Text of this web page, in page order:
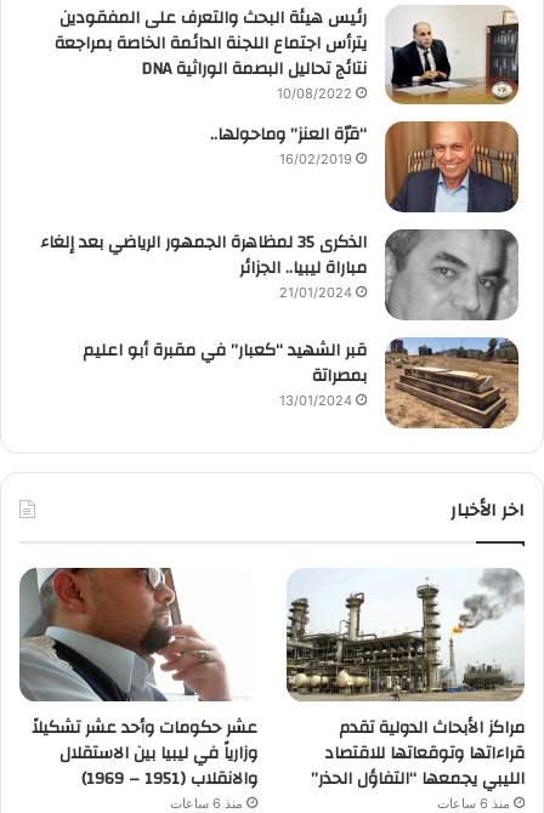
رئيس هيئة البحث والتعرف على المفقودين
يترأس اجتماع اللجنة الدائمة الخاصة بمراجعة
نتائج تحاليل البصمة الوراثية DNA
10/08/2022
“قرّة العنز” وماحولها..
16/02/2019
الذكرى 35 لمظاهرة الجمهور الرياضي بعد إلغاء
مباراة ليبيا.. الجزائر
21/01/2024
قبر الشهيد “كعبار” في مقبرة أبو اعليم
بمصراتة
13/01/2024
اخر الأخبار
مراكز الأبحاث الدولية تقدم
قراءاتها وتوقعاتها للاقتصاد
الليبي يجمعها “التفاؤل الحذر”
منذ 6 ساعات
عشر حكومات وأحد عشر تشكيلاً
وزارياً في ليبيا بين الاستقلال
والانقلاب (1951 – 1969)
منذ 6 ساعات